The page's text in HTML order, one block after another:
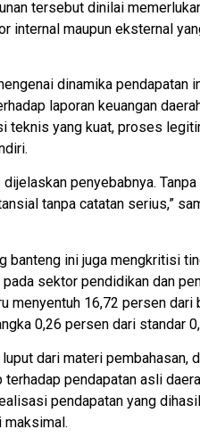
tersebut dinilai
internal maupun eksternal
dinamika pendapatan
laporan keuangan
teknis yang kuat, proses
penyebabnya.
tanpa catatan serius,”
banteng ini juga mengkritisi
sektor pendidikan dan
menyentuh 16,72 persen dari
0,26 persen dari standar
dari materi pembahasan,
pendapatan asli
pendapatan yang
maksimal.